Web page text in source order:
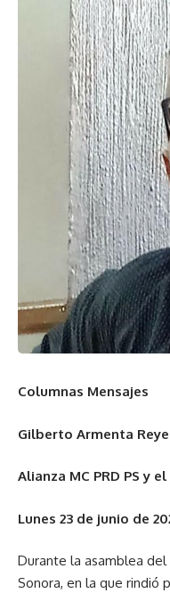
Columnas Mensajes
Gilberto Armenta
Alianza MC PRD PS y
Lunes 23 de junio de
Durante la asamblea
Sonora, en la que rindió